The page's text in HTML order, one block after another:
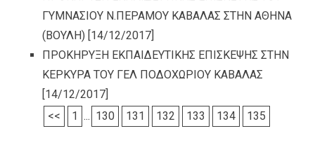
ΓΥΜΝΑΣΙΟΥ Ν.ΠΕΡΑΜΟΥ ΚΑΒΑΛΑΣ ΣΤΗΝ ΑΘΗΝΑ
(ΒΟΥΛΗ) [14/12/2017]
ΠΡΟΚΗΡΥΞΗ ΕΚΠΑΙΔΕΥΤΙΚΗΣ ΕΠΙΣΚΕΨΗΣ ΣΤΗΝ
ΚΕΡΚΥΡΑ ΤΟΥ ΓΕΛ ΠΟΔΟΧΩΡΙΟΥ ΚΑΒΑΛΑΣ
[14/12/2017]
<<
1 ... 130 131 132 133 134 135